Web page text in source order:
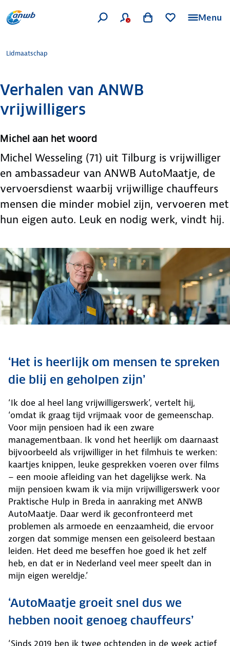
Menu
Lidmaatschap
Verhalen van ANWB
vrijwilligers
Michel aan het woord
Michel Wesseling (71) uit Tilburg is vrijwilliger
en ambassadeur van ANWB AutoMaatje, de
vervoersdienst waarbij vrijwillige chauffeurs
mensen die minder mobiel zijn, vervoeren met
hun eigen auto. Leuk en nodig werk, vindt hij.
‘Het is heerlijk om mensen te spreken
die blij en geholpen zijn’
‘Ik doe al heel lang vrijwilligerswerk’, vertelt hij,
‘omdat ik graag tijd vrijmaak voor de gemeenschap.
Voor mijn pensioen had ik een zware
managementbaan. Ik vond het heerlijk om daarnaast
bijvoorbeeld als vrijwilliger in het filmhuis te werken:
kaartjes knippen, leuke gesprekken voeren over films
– een mooie afleiding van het dagelijkse werk. Na
mijn pensioen kwam ik via mijn vrijwilligerswerk voor
Praktische Hulp in Breda in aanraking met ANWB
AutoMaatje. Daar werd ik geconfronteerd met
problemen als armoede en eenzaamheid, die ervoor
zorgen dat sommige mensen een geïsoleerd bestaan
leiden. Het deed me beseffen hoe goed ik het zelf
heb, en dat er in Nederland veel meer speelt dan in
mijn eigen wereldje.’
‘AutoMaatje groeit snel dus we
hebben nooit genoeg chauffeurs’
‘Sinds 2019 ben ik twee ochtenden in de week actief